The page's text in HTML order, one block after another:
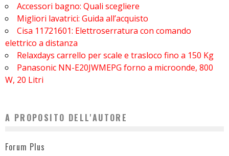
Accessori bagno: Quali scegliere
Migliori lavatrici: Guida all’acquisto
Cisa 11721601: Elettroserratura con comando
elettrico a distanza
Relaxdays carrello per scale e trasloco fino a 150 Kg
Panasonic NN-E20JWMEPG forno a microonde, 800
W, 20 Litri
A PROPOSITO DELL'AUTORE
Forum Plus